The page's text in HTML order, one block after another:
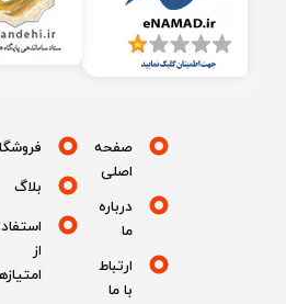
صفحه
درباره
ارتباط
فروشگاه
بلاگ
استفاده
امتیازها